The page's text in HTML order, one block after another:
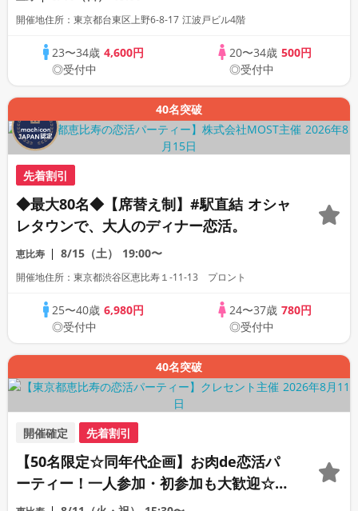
開催地住所：東京都台東区上野6-8-17 江波戸ビル4階
23〜34歳4,600円
◎受付中
20〜34歳 500円
◎受付中
40名突破
先着割引
◆最大80名◆【席替え制】#駅直結 オシャ
レタウンで、大人のディナー恋活。
恵比寿 8/15（土） 19:00〜
開催地住所：東京都渋谷区恵比寿１-11-13 プロント
25〜40歳6,980円
◎受付中
24〜37歳 780円
◎受付中
40名突破
開催確定 先着割引
【50名限定☆同年代企画】お肉de恋活パ
ーティー！一人参加・初参加も大歓迎☆高
級ダイニングバー貸切！